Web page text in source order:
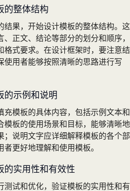
的整体结构
结果，开始设计模板的整体结构。这
正文、结论等部分的划分和顺序，
格式要求。在设计框架时，要注意结
使用者能够按照清晰的思路进行写
的示例和说明
充模板的具体内容，包括示例文本和
模板的使用场景和目标，能够清晰地
；说明文字应详细解释模板的各个部
更好地理解和使用模板。
的实用性和有效性
测试和优化，验证模板的实用性和有